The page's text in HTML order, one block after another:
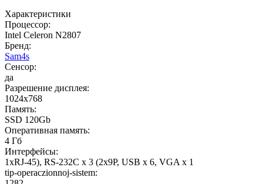
Характеристики
Процессор:
Intel Celeron N2807
Бренд:
Sam4s
Сенсор:
да
Разрешение дисплея:
1024x768
Память:
SSD 120Gb
Оперативная память:
4 Гб
Интерфейсы:
1xRJ-45), RS-232C x 3 (2x9P, USB x 6, VGA x 1
tip-operaczionnoj-sistem: